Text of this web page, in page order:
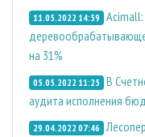
11.05.2022 14:59
на 31%
05.05.2022 11:25 В
аудита исполнения
29.04.2022 07:46